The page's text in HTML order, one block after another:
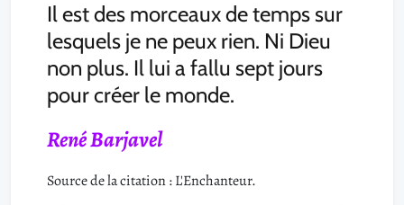
Il est des morceaux de temps sur
lesquels je ne peux rien. Ni Dieu
non plus. Il lui a fallu sept jours
pour créer le monde.
René Barjavel
Source de la citation : L'Enchanteur.